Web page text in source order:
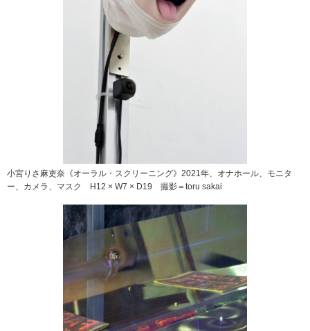
小宮りさ麻吏奈《オーラル・スクリーニング》2021年、オナホール、モニタ
ー、カメラ、マスク H12 × W7 × D19 撮影＝toru sakai